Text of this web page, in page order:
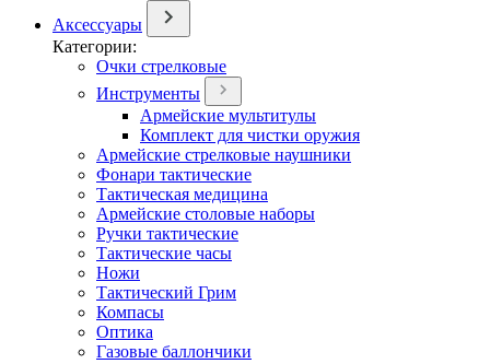
Аксессуары
Категории:
Очки стрелковые
Инструменты
Армейские мультитулы
Комплект для чистки оружия
Армейские стрелковые наушники
Фонари тактические
Тактическая медицина
Армейские столовые наборы
Ручки тактические
Тактические часы
Ножи
Тактический Грим
Компасы
Оптика
Газовые баллончики